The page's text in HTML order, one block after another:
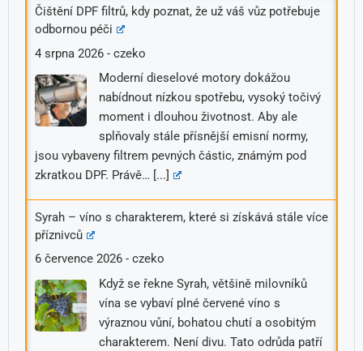
Čištění DPF filtrů, kdy poznat, že už váš vůz potřebuje
odbornou péči
4 srpna 2026 - czeko
Moderní dieselové motory dokážou
nabídnout nízkou spotřebu, vysoký točivý
moment i dlouhou životnost. Aby ale
splňovaly stále přísnější emisní normy,
jsou vybaveny filtrem pevných částic, známým pod
zkratkou DPF. Právě… [...]
Syrah – víno s charakterem, které si získává stále více
příznivců
6 července 2026 - czeko
Když se řekne Syrah, většině milovníků
vína se vybaví plné červené víno s
výraznou vůní, bohatou chutí a osobitým
charakterem. Není divu. Tato odrůda patří